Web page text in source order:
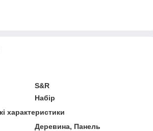
S&R
Набір
характеристики
Деревина, Панель